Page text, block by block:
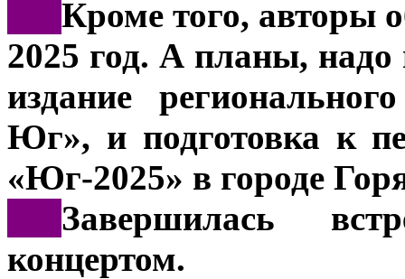
Кроме того, авторы
2025 год. А планы, надо
издание
Юг», и подготовка к
«Юг-2025» в городе
Завершилась
концертом.